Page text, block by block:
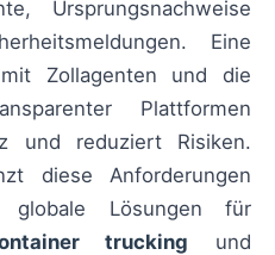
Ursprungsnachweise
Eine
Zollagenten und die
Plattformen
und reduziert Risiken.
diese Anforderungen
globale Lösungen für
trucking und